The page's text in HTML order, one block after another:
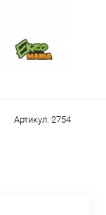
Артикул: 2754